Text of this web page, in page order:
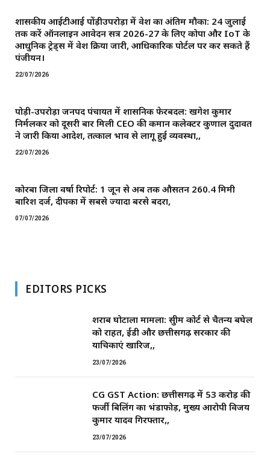
शासकीय आईटीआई पोंड़ीउपरोड़ा में प्रवेश का अंतिम मौका: 24 जुलाई
तक करें ऑनलाइन आवेदन सत्र 2026-27 के लिए कोपा और IoT के
आधुनिक ट्रेड्स में प्रवेश प्रक्रिया जारी, आधिकारिक पोर्टल पर कर सकते हैं
पंजीयन।
22/07/2026
पोड़ी-उपरोड़ा जनपद पंचायत में प्रशासनिक फेरबदल: खगेश कुमार
निर्मलकर को दूसरी बार मिली CEO की कमान ​कलेक्टर कुणाल दुदावत
ने जारी किया आदेश, तत्काल प्रभाव से लागू हुई व्यवस्था,,
22/07/2026
कोरबा जिला वर्षा रिपोर्ट: 1 जून से अब तक औसतन 260.4 मिमी
बारिश दर्ज, दीपका में सबसे ज्यादा बरसे बदरा,
07/07/2026
EDITORS PICKS
शराब घोटाला मामला: सुप्रीम कोर्ट से चैतन्य बघेल
को राहत, ईडी और छत्तीसगढ़ सरकार की
याचिकाएं खारिज,,
23/07/2026
CG GST Action: छत्तीसगढ़ में 53 करोड़ की
फर्जी बिलिंग का भंडाफोड़, मुख्य आरोपी विजय
कुमार यादव गिरफ्तार,,
23/07/2026